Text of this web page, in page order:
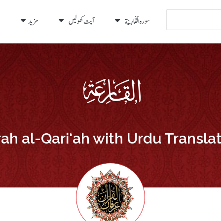
سورہ الْقَارِعَة آیت کھولیں مزید
al-Qari‘ah with Urdu